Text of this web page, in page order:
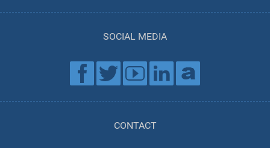
SOCIAL MEDIA
CONTACT